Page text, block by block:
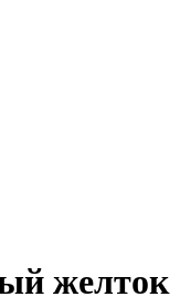
желток